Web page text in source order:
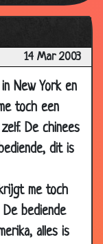
14 Mar 2003
New York en
toch een
De chinees
dit is
me toch
bediende
alles is
3.10
2.41
3.53